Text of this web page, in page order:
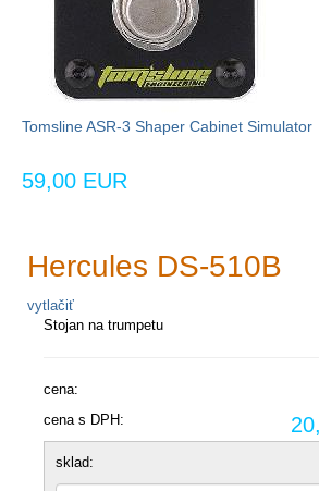
Tomsline ASR-3 Shaper Cabinet Simulator
59,00 EUR
Hercules DS-510B
vytlačiť
Stojan na trumpetu
cena:
cena s DPH:
sklad: